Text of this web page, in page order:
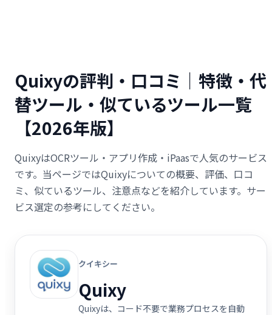
Quixyの評判・口コミ｜特徴・代
替ツール・似ているツール一覧
【2026年版】
QuixyはOCRツール・アプリ作成・iPaasで人気のサービス
です。当ページではQuixyについての概要、評価、口コ
ミ、似ているツール、注意点などを紹介しています。サー
ビス選定の参考にしてください。
クイキシー
Quixy
Quixyは、コード不要で業務プロセスを自動